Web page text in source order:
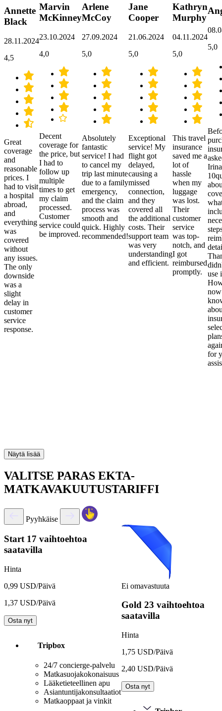
Annette
Black
28.11.2024
4,5
Great
coverage
and
reasonable
prices. I
had to visit
a hospital
abroad,
and
everything
was
covered
without
any issues.
The only
downside
was a
slight
delay in
customer
service
response.
Marvin
McKinney
23.10.2024
4,0
Decent
coverage for
the price, but
I had to
follow up
multiple
times to get
my claim
processed.
Customer
service could
be improved.
Arlene
McCoy
27.09.2024
5,0
Absolutely
fantastic
service! I had
to cancel my
trip last minute
due to a family
emergency,
and the claim
process was
smooth and
quick. Highly
recommended!
Jane
Cooper
21.06.2024
5,0
Exceptional
service! My
flight got
delayed,
causing a
missed
connection,
and they
covered all
the additional
costs. Their
support team
was very
understanding
and efficient.
Kathryn
Murphy
04.11.2024
5,0
This travel
insurance
saved me a
lot of
hassle
when my
luggage
was lost.
Their
customer
service
was top-
notch, and
I got
reimbursed
promptly.
5,0
use
for
Näytä lisää
VALITSE PARAS EKTA-
MATKAVAKUUTUSTARIFFI
Pyyhkäise
Start 17 vaihtoehtoa
saatavilla
Hinta
0,99 USD/Päivä
1,37 USD/Päivä
Osta nyt
Tripbox
24/7 concierge-palvelu
Matkasuojakokonaisuus
Lääketieteellinen apu
Asiantuntijakonsultaatiot
Matkaoppaat ja vinkit
Ei omavastuuta
Gold 23 vaihtoehtoa
saatavilla
Hinta
1,75 USD/Päivä
2,40 USD/Päivä
Osta nyt